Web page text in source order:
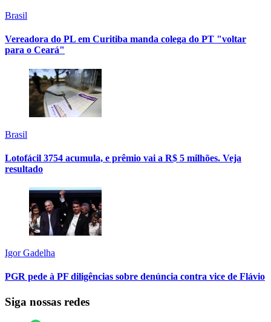
Brasil
Vereadora do PL em Curitiba manda colega do PT "voltar
para o Ceará"
Brasil
Lotofácil 3754 acumula, e prêmio vai a R$ 5 milhões. Veja
resultado
Igor Gadelha
PGR pede à PF diligências sobre denúncia contra vice de Flávio
Siga nossas redes